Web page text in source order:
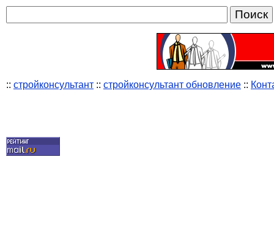
:: стройконсультант :: стройконсультант обновление ::